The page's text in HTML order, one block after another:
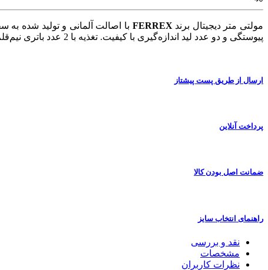
مولتی متر دیجیتال برندFERREX
پیوستگی و دو عدد لید اندازه‌گیری با کیفیت. تغذیه با 2 عدد باتری نیم‌قلم.
ارسال از طریق پست پیشتاز
پرداخت آنلاین
ضمانت اصل بودن کالا
راهنمای انتخاب سایز
نقد و بررسی
مشخصات
نظرات کاربران